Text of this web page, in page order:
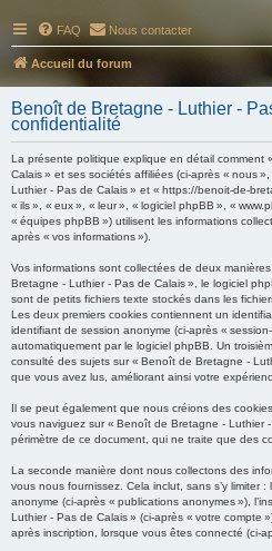
FAQ Nous contacter
Accueil du forum
Benoît de Bretagne - Luthier -
confidentialité
La présente politique explique en détail comment
Calais » et ses sociétés affiliées (ci-après « nous
Luthier - Pas de Calais » et « https://benoit-de-
« ils », « eux », « leur », « logiciel phpBB », «
« équipes phpBB ») utilisent les informations
après « vos informations »).
Vos informations sont collectées de deux
Bretagne - Luthier - Pas de Calais », le logiciel
sont de petits fichiers texte stockés dans les
Les deux premiers cookies contiennent un
identifiant de session anonyme (ci-après «
automatiquement par le logiciel phpBB. Un
consulté des sujets sur « Benoît de Bretagne -
que vous avez lus, améliorant ainsi votre
Il se peut également que nous créions des
vous naviguez sur « Benoît de Bretagne - Luthier
périmètre de ce document, qui ne traite que des
La seconde manière dont nous collectons des
vous nous fournissez. Cela inclut, sans s’y limiter
anonyme (ci-après « publications anonymes »),
Luthier - Pas de Calais » (ci-après « votre compte
après inscription, lorsque vous êtes connecté (ci-